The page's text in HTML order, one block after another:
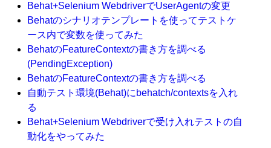
Behat+Selenium WebdriverでUserAgentの変更
Behatのシナリオテンプレートを使ってテストケ
ース内で変数を使ってみた
BehatのFeatureContextの書き方を調べる
(PendingException)
BehatのFeatureContextの書き方を調べる
自動テスト環境(Behat)にbehatch/contextsを入れ
る
Behat+Selenium Webdriverで受け入れテストの自
動化をやってみた